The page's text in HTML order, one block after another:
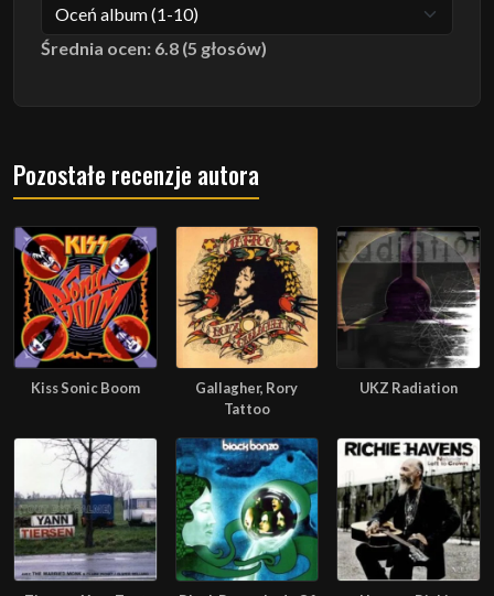
Średnia ocen: 6.8 (5 głosów)
Pozostałe recenzje autora
Kiss Sonic Boom
Gallagher, Rory
Tattoo
UKZ Radiation